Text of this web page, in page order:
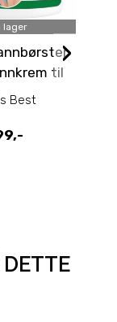
lager
til
Best
›
DETTE